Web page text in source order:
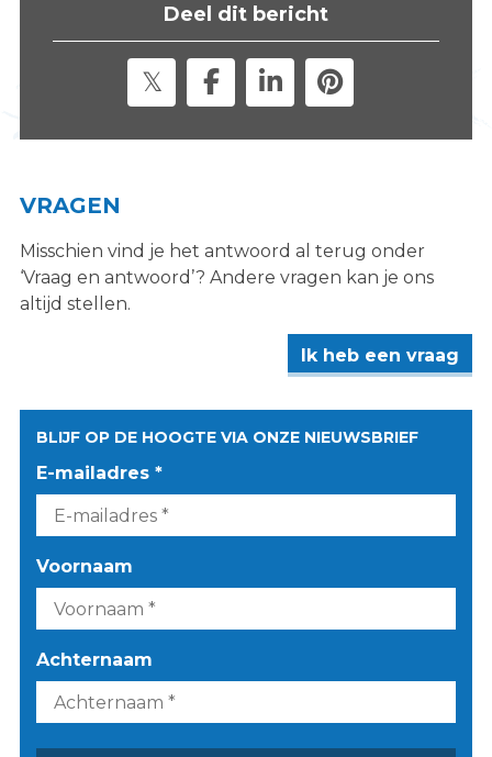
Deel dit bericht
VRAGEN
Misschien vind je het antwoord al terug onder
‘Vraag en antwoord’? Andere vragen kan je ons
altijd stellen.
Ik heb een vraag
BLIJF OP DE HOOGTE VIA ONZE NIEUWSBRIEF
E-mailadres *
Voornaam
Achternaam